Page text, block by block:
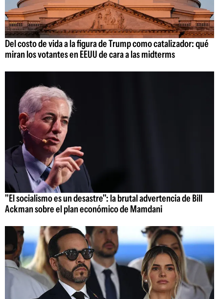
Del costo de vida a la figura de Trump como catalizador: qué
miran los votantes en EEUU de cara a las midterms
"El socialismo es un desastre": la brutal advertencia de Bill
Ackman sobre el plan económico de Mamdani